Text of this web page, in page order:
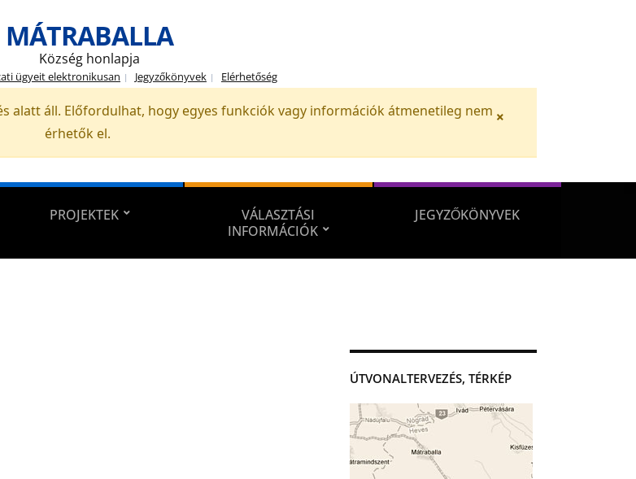
MÁTRABALLA
Község honlapja
ügyeit elektronikusan Jegyzőkönyvek Elérhetőség
alatt áll. Előfordulhat, hogy egyes funkciók vagy információk átmenetileg nem
érhetők el.
×
PROJEKTEK
VÁLASZTÁSI
INFORMÁCIÓK
JEGYZŐKÖNYVEK
ÚTVONALTERVEZÉS, TÉRKÉP